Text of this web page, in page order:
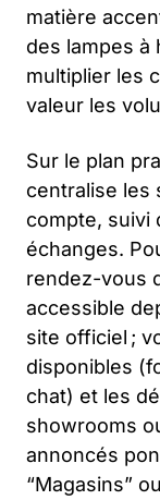
matière
des lampes
multiplier les
valeur les
Sur le plan
centralise les
compte, suivi
échanges.
rendez-vous
accessible
site officiel ;
disponibles
chat) et les
showrooms
annoncés
“Magasins”